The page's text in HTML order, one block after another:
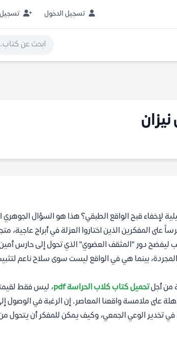
تسجيل الدخول
لإخفاء قبح الواقع الطبقي؟ هذا هو السؤال
المفكرين الذين اختاروا العزلة في أبراج عاجية،
ليفضح دور "المثقف العضوي" الذي تحول إلى حارس
بينما هي في الواقع ليست سوى سلاح ناعم
من أجلتحميل كتاب كلاب الحراسة pdf
، ليس فقط
على ملامسة واقعنا المعاصر. إن الرغبة في الوصول
تخدير الوعي الجمعي، وكيف يمكن للمفكر أن يتحول من